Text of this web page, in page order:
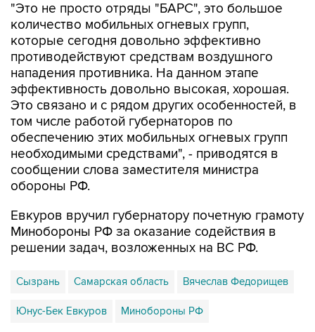
"Это не просто отряды "БАРС", это большое
количество мобильных огневых групп,
которые сегодня довольно эффективно
противодействуют средствам воздушного
нападения противника. На данном этапе
эффективность довольно высокая, хорошая.
Это связано и с рядом других особенностей, в
том числе работой губернаторов по
обеспечению этих мобильных огневых групп
необходимыми средствами", - приводятся в
сообщении слова заместителя министра
обороны РФ.
Евкуров вручил губернатору почетную грамоту
Минобороны РФ за оказание содействия в
решении задач, возложенных на ВС РФ.
Сызрань Самарская область Вячеслав Федорищев
Юнус-Бек Евкуров Минобороны РФ